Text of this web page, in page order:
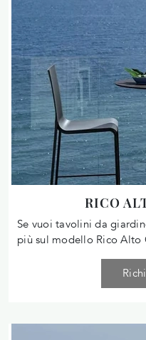
RICO
Se vuoi tavolini da
più sul modello Rico